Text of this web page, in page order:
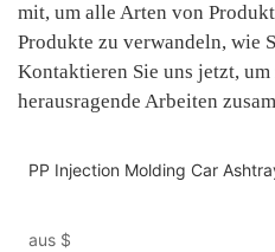
mit, um alle Arten von
Produkte zu verwandeln, wie
Kontaktieren Sie uns jetzt,
herausragende Arbeiten
PP Injection Molding Car
aus $